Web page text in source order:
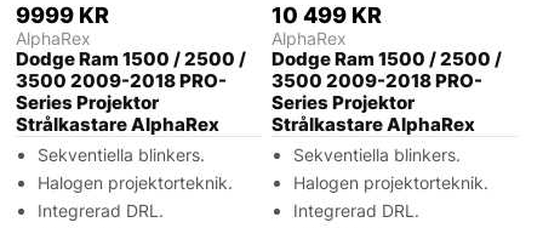
9999 KR
AlphaRex
Dodge Ram 1500 / 2500 /
3500 2009-2018 PRO-
Series Projektor
Strålkastare AlphaRex
Sekventiella blinkers.
Halogen projektorteknik.
Integrerad DRL.
10 499 KR
AlphaRex
Dodge Ram 1500 / 2500 /
3500 2009-2018 PRO-
Series Projektor
Strålkastare AlphaRex
Sekventiella blinkers.
Halogen projektorteknik.
Integrerad DRL.